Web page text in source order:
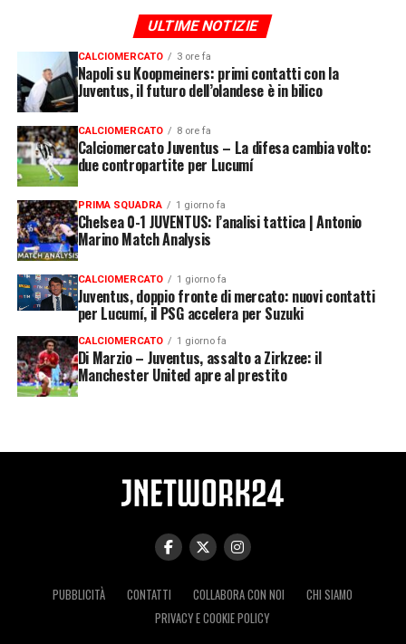
ULTIME NOTIZIE
CALCIOMERCATO 3 ore fa
Napoli su Koopmeiners: primi contatti con la
Juventus, il futuro dell’olandese è in bilico
CALCIOMERCATO 8 ore fa
Calciomercato Juventus – La difesa cambia volto:
due contropartite per Lucumí
PRIMA SQUADRA 1 giorno fa
Chelsea 0-1 JUVENTUS: l’analisi tattica | Antonio
Marino Match Analysis
CALCIOMERCATO 1 giorno fa
Juventus, doppio fronte di mercato: nuovi contatti
per Lucumí, il PSG accelera per Suzuki
CALCIOMERCATO 1 giorno fa
Di Marzio – Juventus, assalto a Zirkzee: il
Manchester United apre al prestito
PUBBLICITÀ CONTATTI COLLABORA CON NOI
CHI SIAMO
PRIVACY E COOKIE POLICY